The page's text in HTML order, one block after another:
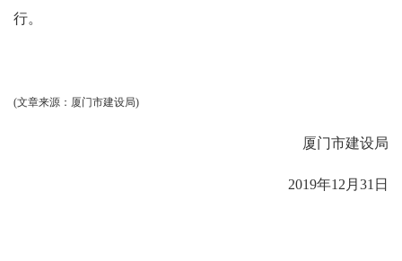
行。
(文章来源：厦门市建设局)
厦门市建设局
2019年12月31日